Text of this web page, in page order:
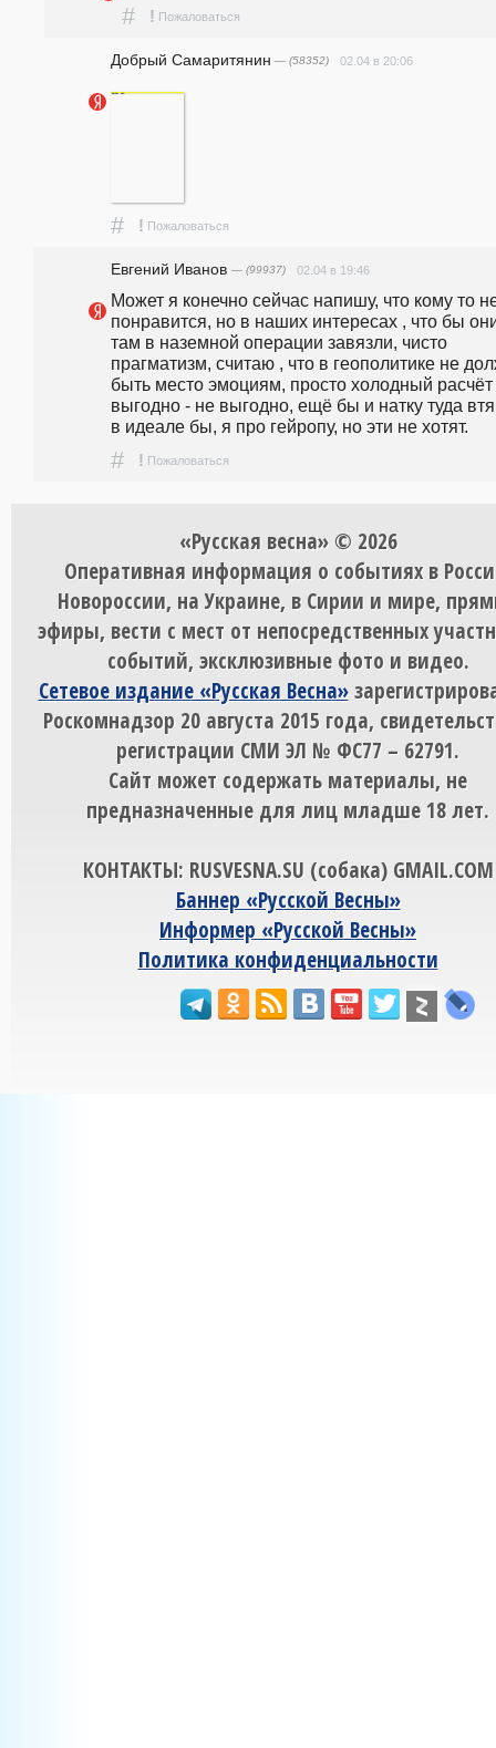
# ! Пожаловаться
Добрый Самаритянин — (58352) 02.04 в 20:06
# ! Пожаловаться
Евгений Иванов — (99937) 02.04 в 19:46
Может я конечно сейчас напишу, что кому то
понравится, но в наших интересах , что бы
там в наземной операции завязли, чисто
прагматизм, считаю , что в геополитике не
быть место эмоциям, просто холодный расчёт
выгодно - не выгодно, ещё бы и натку туда
в идеале бы, я про гейропу, но эти не хотят.
# ! Пожаловаться
«Русская весна» © 2026
Оперативная информация о событиях в
Новороссии, на Украине, в Сирии и мире,
эфиры, вести с мест от непосредственных
событий, эксклюзивные фото и видео.
Сетевое издание «Русская Весна»
Роскомнадзор 20 августа 2015 года,
регистрации СМИ ЭЛ № ФС77 – 62791.
Сайт может содержать материалы, не
предназначенные для лиц младше 18 лет.
КОНТАКТЫ: RUSVESNA.SU (собака) GMAIL.COM
Баннер «Русской Весны»
Информер «Русской Весны»
Политика конфиденциальности